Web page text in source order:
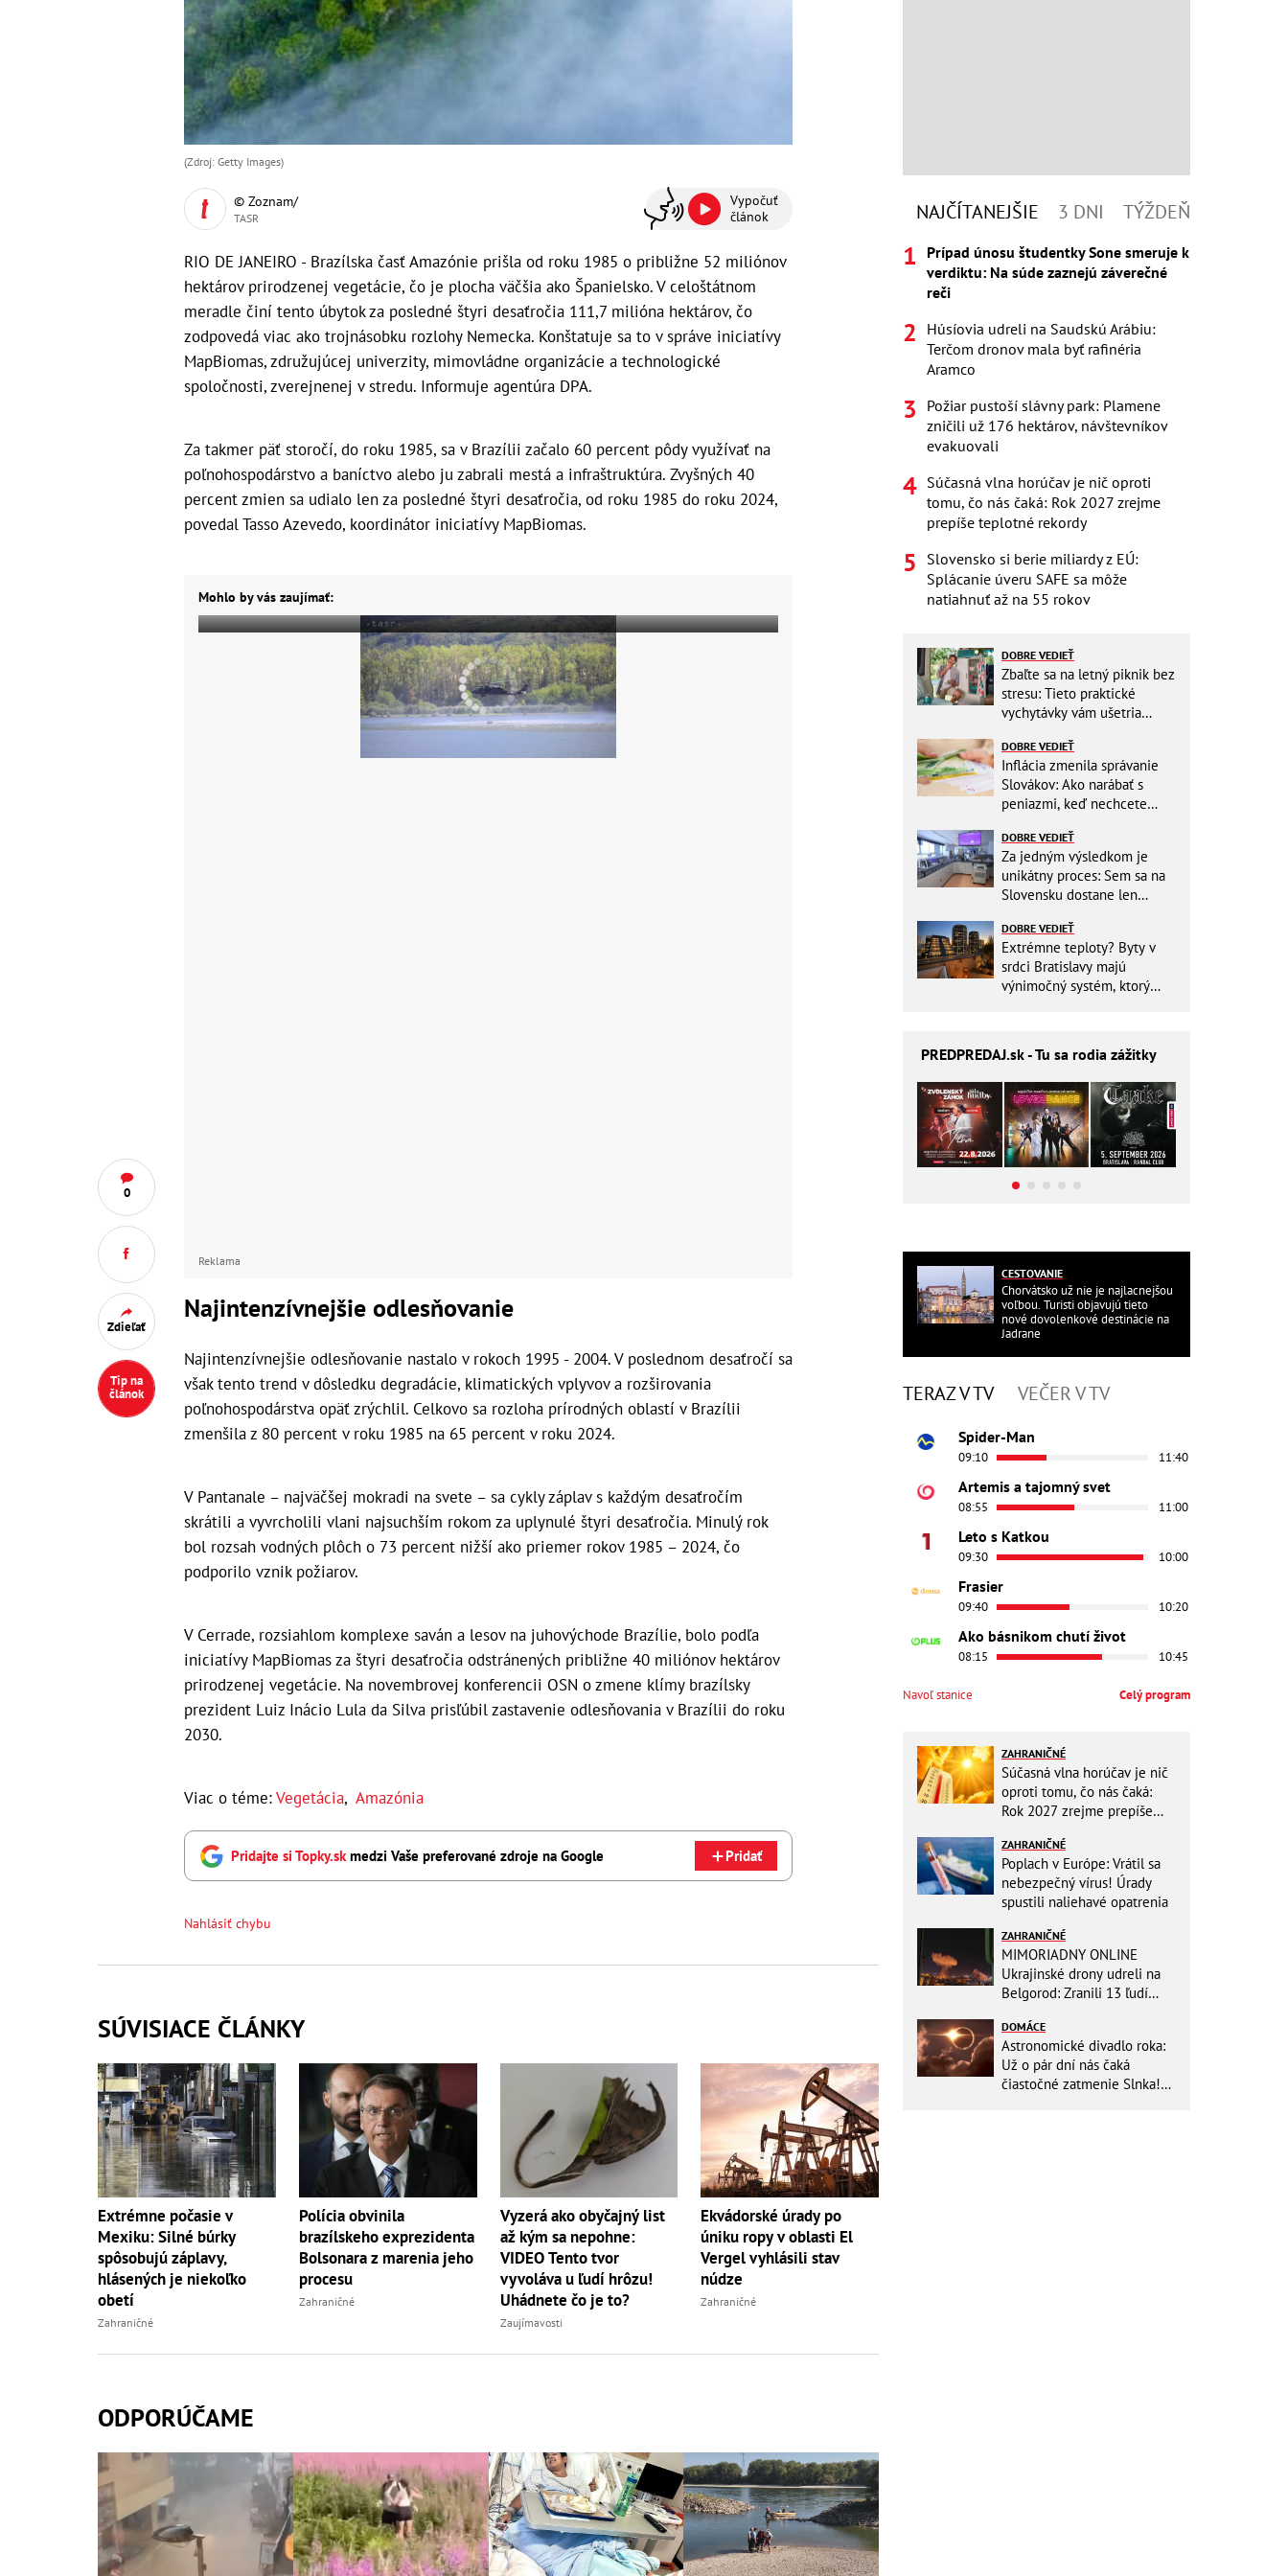
0
Zdieľať
Tip na
článok
(Zdroj: Getty Images)
© Zoznam/
TASR
Vypočuť
článok
RIO DE JANEIRO - Brazílska časť Amazónie prišla od roku 1985 o približne 52 miliónov
hektárov prirodzenej vegetácie, čo je plocha väčšia ako Španielsko. V celoštátnom
meradle činí tento úbytok za posledné štyri desaťročia 111,7 milióna hektárov, čo
zodpovedá viac ako trojnásobku rozlohy Nemecka. Konštatuje sa to v správe iniciatívy
MapBiomas, združujúcej univerzity, mimovládne organizácie a technologické
spoločnosti, zverejnenej v stredu. Informuje agentúra DPA.
Za takmer päť storočí, do roku 1985, sa v Brazílii začalo 60 percent pôdy využívať na
poľnohospodárstvo a baníctvo alebo ju zabrali mestá a infraštruktúra. Zvyšných 40
percent zmien sa udialo len za posledné štyri desaťročia, od roku 1985 do roku 2024,
povedal Tasso Azevedo, koordinátor iniciatívy MapBiomas.
Mohlo by vás zaujímať:
Reklama
Najintenzívnejšie odlesňovanie
Najintenzívnejšie odlesňovanie nastalo v rokoch 1995 - 2004. V poslednom desaťročí sa
však tento trend v dôsledku degradácie, klimatických vplyvov a rozširovania
poľnohospodárstva opäť zrýchlil. Celkovo sa rozloha prírodných oblastí v Brazílii
zmenšila z 80 percent v roku 1985 na 65 percent v roku 2024.
V Pantanale – najväčšej mokradi na svete – sa cykly záplav s každým desaťročím
skrátili a vyvrcholili vlani najsuchším rokom za uplynulé štyri desaťročia. Minulý rok
bol rozsah vodných plôch o 73 percent nižší ako priemer rokov 1985 – 2024, čo
podporilo vznik požiarov.
V Cerrade, rozsiahlom komplexe saván a lesov na juhovýchode Brazílie, bolo podľa
iniciatívy MapBiomas za štyri desaťročia odstránených približne 40 miliónov hektárov
prirodzenej vegetácie. Na novembrovej konferencii OSN o zmene klímy brazílsky
prezident Luiz Inácio Lula da Silva prisľúbil zastavenie odlesňovania v Brazílii do roku
2030.
Viac o téme:Vegetácia, Amazónia
Pridajte si Topky.sk medzi Vaše preferované zdroje na Google Pridať
Nahlásiť chybu
SÚVISIACE ČLÁNKY
Extrémne počasie v
Mexiku: Silné búrky
spôsobujú záplavy,
hlásených je niekoľko
obetí
Zahraničné
Polícia obvinila
brazílskeho exprezidenta
Bolsonara z marenia jeho
procesu
Zahraničné
Vyzerá ako obyčajný list
až kým sa nepohne:
VIDEO Tento tvor
vyvoláva u ľudí hrôzu!
Uhádnete čo je to?
Zaujímavosti
Ekvádorské úrady po
úniku ropy v oblasti El
Vergel vyhlásili stav
núdze
Zahraničné
ODPORÚČAME
NAJČÍTANEJŠIE 3 DNI TÝŽDEŇ
Prípad únosu študentky Sone smeruje k
verdiktu: Na súde zaznejú záverečné
reči
Húsíovia udreli na Saudskú Arábiu:
Terčom dronov mala byť rafinéria
Aramco
Požiar pustoší slávny park: Plamene
zničili už 176 hektárov, návštevníkov
evakuovali
Súčasná vlna horúčav je nič oproti
tomu, čo nás čaká: Rok 2027 zrejme
prepíše teplotné rekordy
Slovensko si berie miliardy z EÚ:
Splácanie úveru SAFE sa môže
natiahnuť až na 55 rokov
DOBRE VEDIEŤ
Zbaľte sa na letný piknik bez
stresu: Tieto praktické
vychytávky vám ušetria
DOBRE VEDIEŤ
Inflácia zmenila správanie
Slovákov: Ako narábať s
peniazmi, keď nechcete
DOBRE VEDIEŤ
Za jedným výsledkom je
unikátny proces: Sem sa na
Slovensku dostane len
DOBRE VEDIEŤ
Extrémne teploty? Byty v
srdci Bratislavy majú
výnimočný systém, ktorý
PREDPREDAJ.sk - Tu sa rodia zážitky
CESTOVANIE
Chorvátsko už nie je najlacnejšou
voľbou. Turisti objavujú tieto
nové dovolenkové destinácie na
Jadrane
TERAZ V TV VEČER V TV
Spider-Man
09:10 11:40
Artemis a tajomný svet
08:55 11:00
Leto s Katkou
09:30 10:00
Frasier
09:40 10:20
Ako básnikom chutí život
08:15 10:45
Navoľ stanice Celý program
ZAHRANIČNÉ
Súčasná vlna horúčav je nič
oproti tomu, čo nás čaká:
Rok 2027 zrejme prepíše
ZAHRANIČNÉ
Poplach v Európe: Vrátil sa
nebezpečný vírus! Úrady
spustili naliehavé opatrenia
ZAHRANIČNÉ
MIMORIADNY ONLINE
Ukrajinské drony udreli na
Belgorod: Zranili 13 ľudí
pokračujú
DOMÁCE
Astronomické divadlo roka:
Už o pár dní nás čaká
čiastočné zatmenie Slnka!